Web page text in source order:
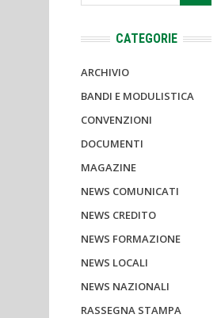
CATEGORIE
ARCHIVIO
BANDI E MODULISTICA
CONVENZIONI
DOCUMENTI
MAGAZINE
NEWS COMUNICATI
NEWS CREDITO
NEWS FORMAZIONE
NEWS LOCALI
NEWS NAZIONALI
RASSEGNA STAMPA